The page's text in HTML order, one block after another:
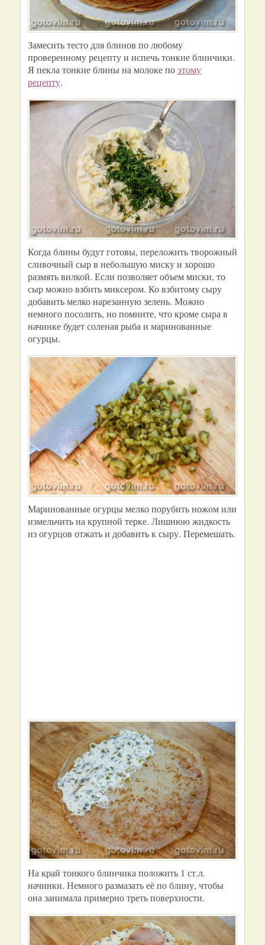
Замесить тесто для блинов по любому
проверенному рецепту и испечь тонкие блинчики.
Я пекла тонкие блины на молоке поэтому
рецепту.
Когда блины будут готовы, переложить творожный
сливочный сыр в небольшую миску и хорошо
размять вилкой. Если позволяет объем миски, то
сыр можно взбить миксером. Ко взбитому сыру
добавить мелко нарезанную зелень. Можно
немного посолить, но помните, что кроме сыра в
начинке будет соленая рыба и маринованные
огурцы.
Маринованные огурцы мелко порубить ножом или
измельчить на крупной терке. Лишнюю жидкость
из огурцов отжать и добавить к сыру. Перемешать.
На край тонкого блинчика положить 1 ст.л.
начинки. Немного размазать её по блину, чтобы
она занимала примерно треть поверхности.